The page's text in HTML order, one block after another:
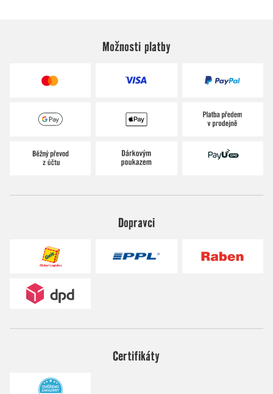
Možnosti platby
Dopravci
Certifikáty